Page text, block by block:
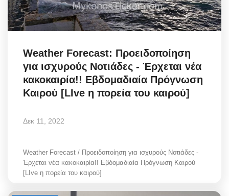
Weather Forecast: Προειδοποίηση
για ισχυρούς Νοτιάδες - Έρχεται νέα
κακοκαιρία!! Εβδομαδιαία Πρόγνωση
Καιρού [LIve η πορεία του καιρού]
Δεκ 11, 2022
Weather Forecast / Προειδοποίηση για ισχυρούς Νοτιάδες -
Έρχεται νέα κακοκαιρία!! Εβδομαδιαία Πρόγνωση Καιρού
[LIve η πορεία του καιρού]